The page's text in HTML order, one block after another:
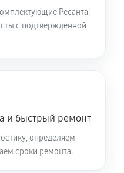
180 минут
управления
стабилизации
минут
Ресанта.
с подтверждённой
и быстрый ремонт
определяем
сроки ремонта.